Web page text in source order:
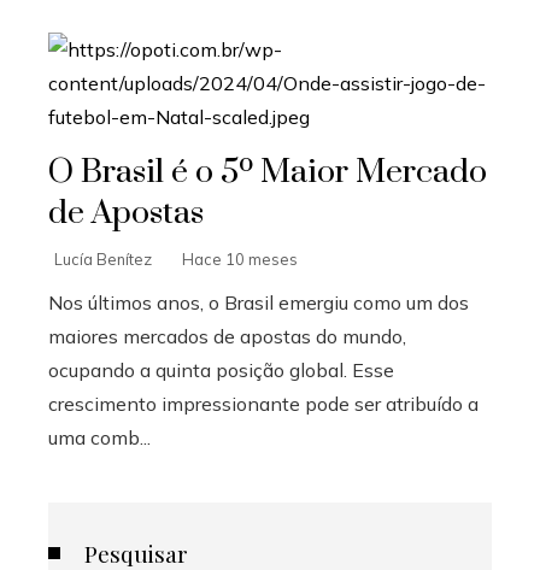
O Brasil é o 5º Maior Mercado
de Apostas
Lucía Benítez Hace 10 meses
Nos últimos anos, o Brasil emergiu como um dos
maiores mercados de apostas do mundo,
ocupando a quinta posição global. Esse
crescimento impressionante pode ser atribuído a
uma comb...
Pesquisar